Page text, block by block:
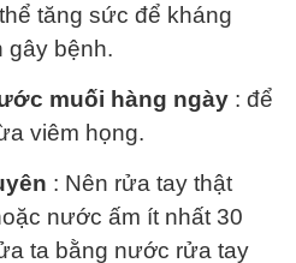
tăng sức để kháng
gây bệnh.
muối hàng ngày: để
viêm họng.
: Nên rửa tay thật
nước ấm ít nhất 30
ta bằng nước rửa tay